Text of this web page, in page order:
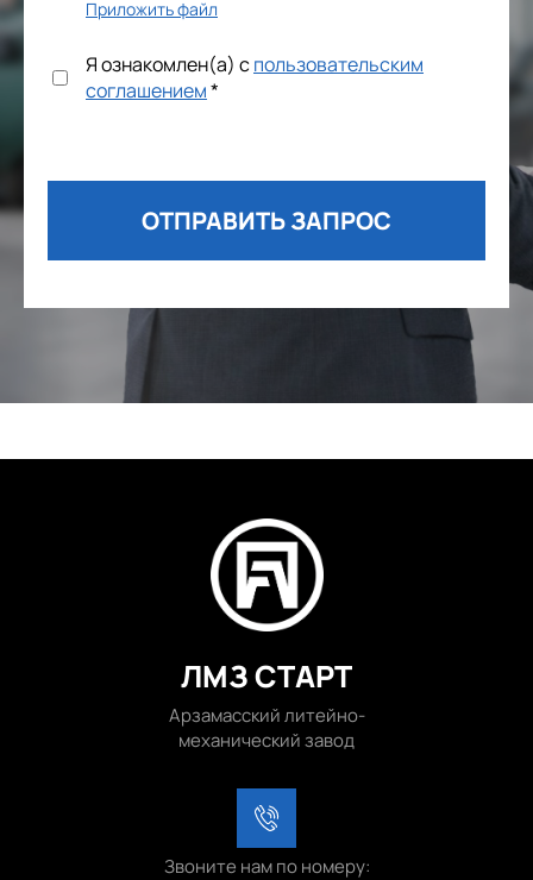
Приложить файл
Я ознакомлен(а) спользовательским
соглашением*
ОТПРАВИТЬ ЗАПРОС
ЛМЗ СТАРТ
Арзамасский литейно-
механический завод
Звоните нам по номеру: